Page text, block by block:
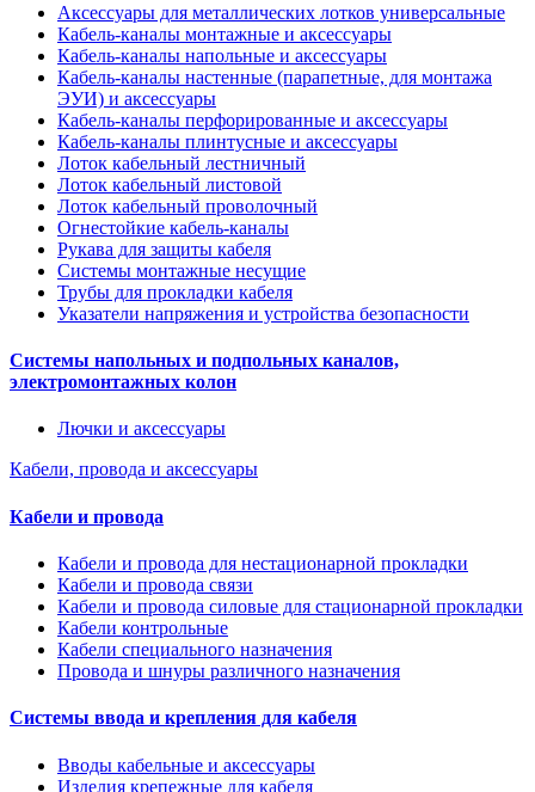
Аксессуары для металлических лотков универсальные
Кабель-каналы монтажные и аксессуары
Кабель-каналы напольные и аксессуары
Кабель-каналы настенные (парапетные, для монтажа
ЭУИ) и аксессуары
Кабель-каналы перфорированные и аксессуары
Кабель-каналы плинтусные и аксессуары
Лоток кабельный лестничный
Лоток кабельный листовой
Лоток кабельный проволочный
Огнестойкие кабель-каналы
Рукава для защиты кабеля
Системы монтажные несущие
Трубы для прокладки кабеля
Указатели напряжения и устройства безопасности
Системы напольных и подпольных каналов,
электромонтажных колон
Лючки и аксессуары
Кабели, провода и аксессуары
Кабели и провода
Кабели и провода для нестационарной прокладки
Кабели и провода связи
Кабели и провода силовые для стационарной прокладки
Кабели контрольные
Кабели специального назначения
Провода и шнуры различного назначения
Системы ввода и крепления для кабеля
Вводы кабельные и аксессуары
Изделия крепежные для кабеля